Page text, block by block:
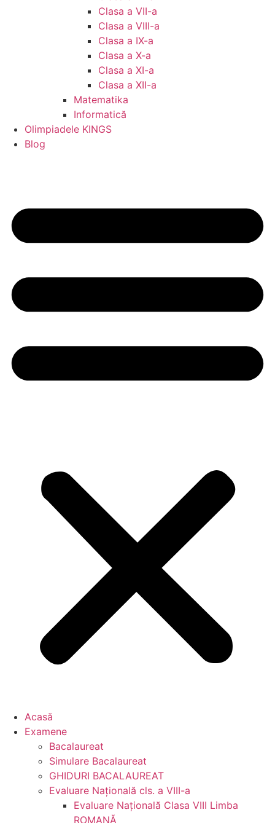
Clasa a VII-a
Clasa a VIII-a
Clasa a IX-a
Clasa a X-a
Clasa a XI-a
Clasa a XII-a
Matematika
Informatică
Olimpiadele KINGS
Blog
Acasă
Examene
Bacalaureat
Simulare Bacalaureat
GHIDURI BACALAUREAT
Evaluare Naţională cls. a VIII-a
Evaluare Naţională Clasa VIII Limba
ROMANĂ